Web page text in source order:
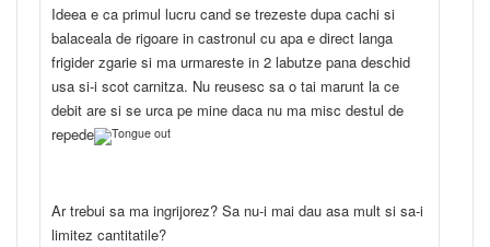
Ideea e ca primul lucru cand se trezeste dupa cachi si
balaceala de rigoare in castronul cu apa e direct langa
frigider zgarie si ma urmareste in 2 labutze pana deschid
usa si-i scot carnitza. Nu reusesc sa o tai marunt la ce
debit are si se urca pe mine daca nu ma misc destul de
repede
Ar trebui sa ma ingrijorez? Sa nu-i mai dau asa mult si sa-i
limitez cantitatile?